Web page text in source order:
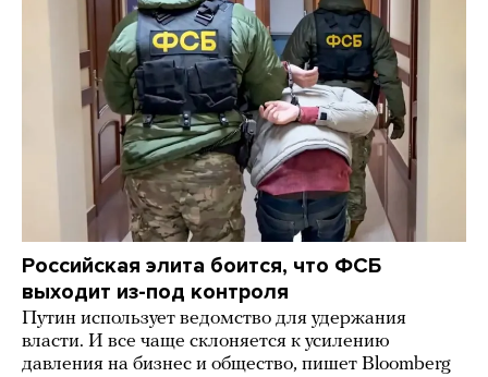
Российская элита боится, что ФСБ
выходит из-под контроля
Путин использует ведомство для удержания
власти. И все чаще склоняется к усилению
давления на бизнес и общество, пишет Bloomberg